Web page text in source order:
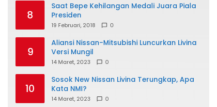
8
Saat Bepe Kehilangan Medali Juara Piala
Presiden
19 Februari, 2018 0
9
Aliansi Nissan-Mitsubishi Luncurkan Livina
Versi Mungil
14 Maret, 2023 0
10
Sosok New Nissan Livina Terungkap, Apa
Kata NMI?
14 Maret, 2023 0